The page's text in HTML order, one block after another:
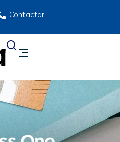
Contactar